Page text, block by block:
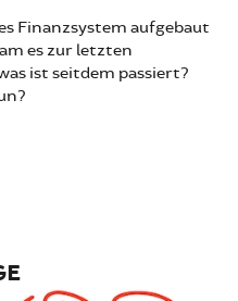
Finanzsystem aufgebaut
es zur letzten
ist seitdem passiert?